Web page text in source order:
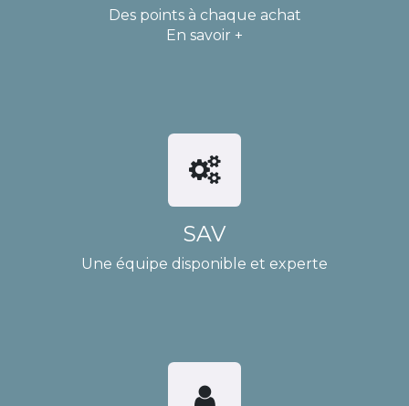
Des points à chaque achat
En savoir +
SAV
Une équipe disponible et experte